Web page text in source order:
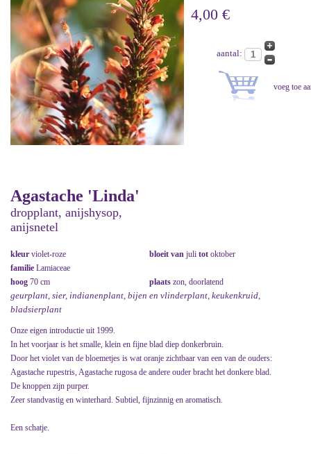
4,00 €
aantal:
Agastache 'Linda'
dropplant, anijshysop,
anijsnetel
kleur violet-roze bloeit van juli tot oktober
familie Lamiaceae
hoog 70 cm plaats zon, doorlatend
geurplant, sier, indianenplant, bijen en vlinderplant, keukenkruid,
bladsierplant
Onze eigen introductie uit 1999.
In het voorjaar is het smalle, klein en fijne blad diep donkerbruin.
Door het violet van de bloemetjes is wat oranje zichtbaar van een van de ouders:
Agastache rupestris, Agastache rugosa de andere ouder bracht het donkere blad.
De knoppen zijn purper.
Zeer standvastig en winterhard. Subtiel, fijnzinnig en aromatisch.
Een schatje.